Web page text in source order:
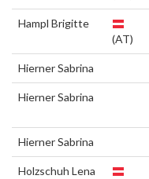
Hampl Brigitte
(AT)
Hierner Sabrina
Hierner Sabrina
Hierner Sabrina
Holzschuh Lena